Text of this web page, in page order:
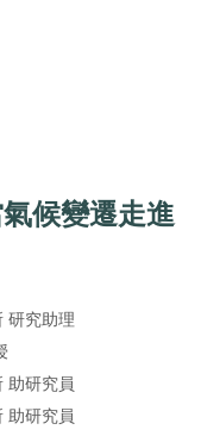
候變遷走進
研究助理
助研究員
助研究員